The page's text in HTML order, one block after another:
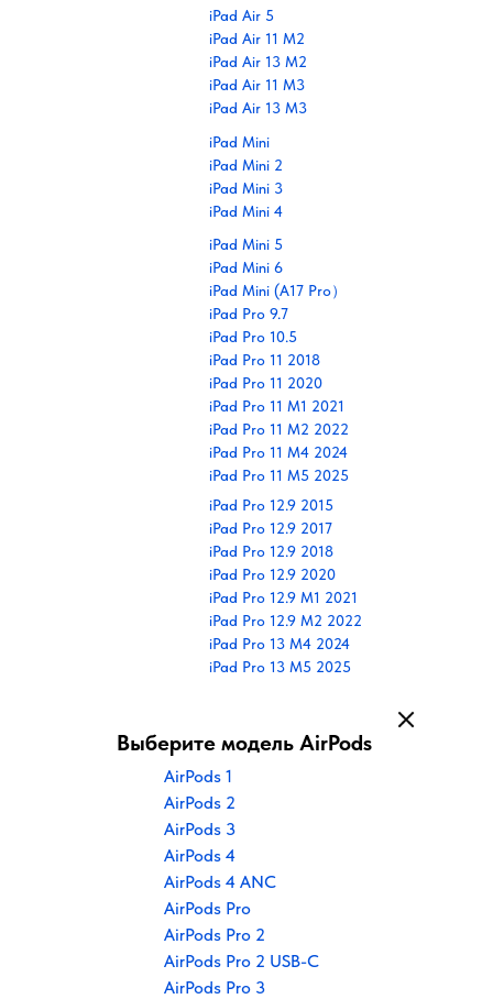
iPad Air 5
iPad Air 11 M2
iPad Air 13 M2
iPad Air 11 M3
iPad Air 13 M3
iPad Mini
iPad Mini 2
iPad Mini 3
iPad Mini 4
iPad Pro 12.9 2015
iPad Pro 12.9 2017
iPad Pro 12.9 2018
iPad Pro 12.9 2020
iPad Pro 12.9 M1 2021
iPad Pro 12.9 M2 2022
iPad Pro 13 M4 2024
iPad Pro 13 M5 2025
iPad Mini 5
iPad Mini 6
iPad Mini (A17 Pro）
iPad Pro 9.7
iPad Pro 10.5
iPad Pro 11 2018
iPad Pro 11 2020
iPad Pro 11 M1 2021
iPad Pro 11 M2 2022
iPad Pro 11 M4 2024
iPad Pro 11 M5 2025
Выберите модель AirPods
AirPods 1
AirPods 2
AirPods 3
AirPods 4
AirPods 4 ANC
AirPods Pro
AirPods Pro 2
AirPods Pro 2 USB-C
AirPods Pro 3